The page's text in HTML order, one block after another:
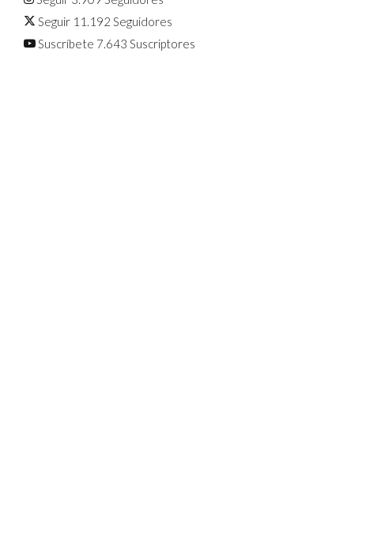
Seguir 11.192 Seguidores
Suscríbete 7.643 Suscriptores